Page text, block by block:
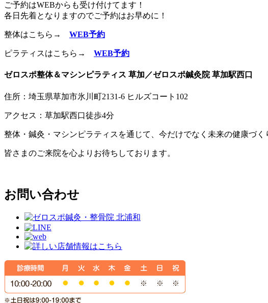
ご予約はWEBからも受け付けてます！
各日先着となりますのでご予約はお早めに！
整体はこちら→ WEB予約
ピラティスはこちら→ WEB予約
ゼロスポ整体＆マシンピラティス 草加／ゼロスポ鍼灸院 草加駅西口
住所：埼玉県草加市氷川町2131-6 ヒルズコート102
アクセス：草加駅西口徒歩4分
整体・鍼灸・マシンピラティスを通じて、今だけでなく未来の健康づく
皆さまのご来院を心よりお待ちしております。
お問い合わせ